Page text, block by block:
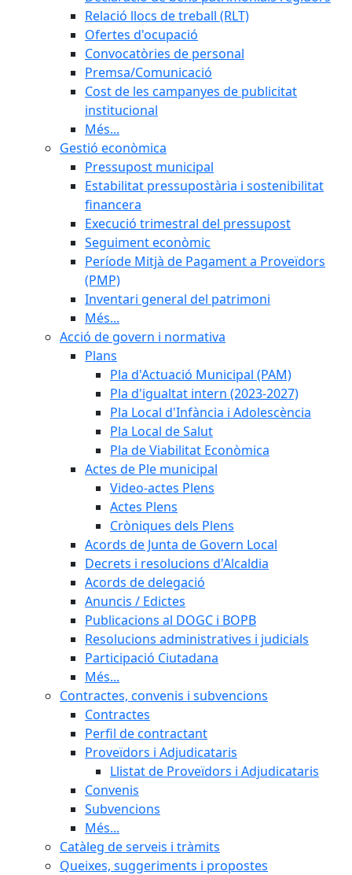
Relació llocs de treball (RLT)
Ofertes d'ocupació
Convocatòries de personal
Premsa/Comunicació
Cost de les campanyes de publicitat
institucional
Més...
Gestió econòmica
Pressupost municipal
Estabilitat pressupostària i sostenibilitat
financera
Execució trimestral del pressupost
Seguiment econòmic
Període Mitjà de Pagament a Proveïdors
(PMP)
Inventari general del patrimoni
Més...
Acció de govern i normativa
Plans
Pla d'Actuació Municipal (PAM)
Pla d'igualtat intern (2023-2027)
Pla Local d'Infància i Adolescència
Pla Local de Salut
Pla de Viabilitat Econòmica
Actes de Ple municipal
Video-actes Plens
Actes Plens
Cròniques dels Plens
Acords de Junta de Govern Local
Decrets i resolucions d'Alcaldia
Acords de delegació
Anuncis / Edictes
Publicacions al DOGC i BOPB
Resolucions administratives i judicials
Participació Ciutadana
Més...
Contractes, convenis i subvencions
Contractes
Perfil de contractant
Proveïdors i Adjudicataris
Llistat de Proveïdors i Adjudicataris
Convenis
Subvencions
Més...
Catàleg de serveis i tràmits
Queixes, suggeriments i propostes